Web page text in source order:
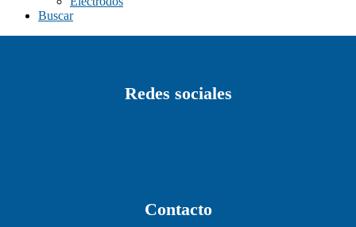
rojo
Buscar
Redes sociales
Contacto